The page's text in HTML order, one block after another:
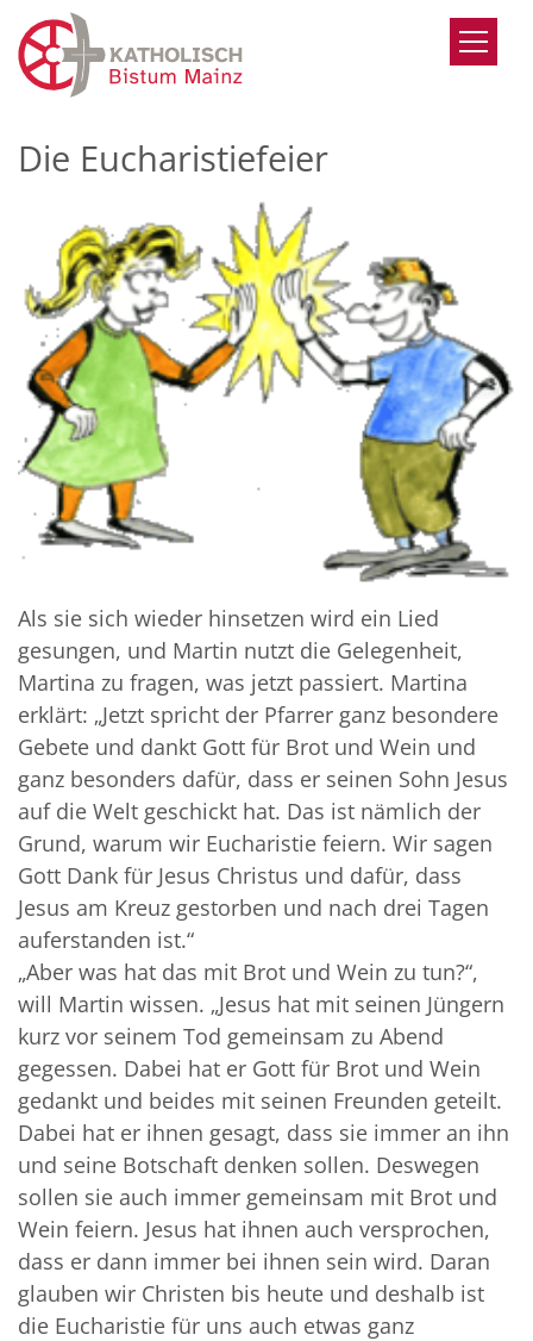
Zum Inhalt springen
Die Eucharistiefeier
Als sie sich wieder hinsetzen wird ein Lied
gesungen, und Martin nutzt die Gelegenheit,
Martina zu fragen, was jetzt passiert. Martina
erklärt: „Jetzt spricht der Pfarrer ganz besondere
Gebete und dankt Gott für Brot und Wein und
ganz besonders dafür, dass er seinen Sohn Jesus
auf die Welt geschickt hat. Das ist nämlich der
Grund, warum wir Eucharistie feiern. Wir sagen
Gott Dank für Jesus Christus und dafür, dass
Jesus am Kreuz gestorben und nach drei Tagen
auferstanden ist.“
„Aber was hat das mit Brot und Wein zu tun?“,
will Martin wissen. „Jesus hat mit seinen Jüngern
kurz vor seinem Tod gemeinsam zu Abend
gegessen. Dabei hat er Gott für Brot und Wein
gedankt und beides mit seinen Freunden geteilt.
Dabei hat er ihnen gesagt, dass sie immer an ihn
und seine Botschaft denken sollen. Deswegen
sollen sie auch immer gemeinsam mit Brot und
Wein feiern. Jesus hat ihnen auch versprochen,
dass er dann immer bei ihnen sein wird. Daran
glauben wir Christen bis heute und deshalb ist
die Eucharistie für uns auch etwas ganz